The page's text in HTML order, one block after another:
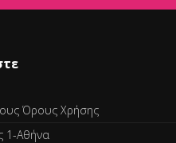
Όρους Χρήσης
1-Αθήνα